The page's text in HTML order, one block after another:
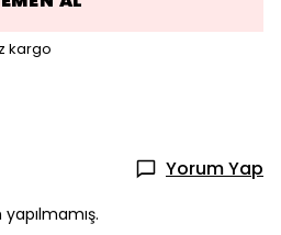
kargo
Yorum Yap